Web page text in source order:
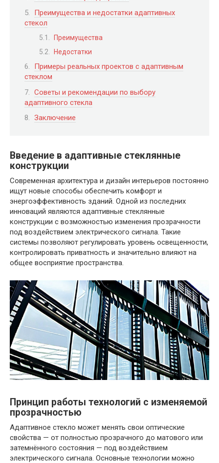
Преимущества и недостатки адаптивных
стекол
Преимущества
Недостатки
Примеры реальных проектов с адаптивным
стеклом
Советы и рекомендации по выбору
адаптивного стекла
Заключение
Введение в адаптивные стеклянные
конструкции
Современная архитектура и дизайн интерьеров постоянно
ищут новые способы обеспечить комфорт и
энергоэффективность зданий. Одной из последних
инноваций являются адаптивные стеклянные
конструкции с возможностью изменения прозрачности
под воздействием электрического сигнала. Такие
системы позволяют регулировать уровень освещенности,
контролировать приватность и значительно влияют на
общее восприятие пространства.
Принцип работы технологий с изменяемой
прозрачностью
Адаптивное стекло может менять свои оптические
свойства — от полностью прозрачного до матового или
затемнённого состояния — под воздействием
электрического сигнала. Основные технологии можно